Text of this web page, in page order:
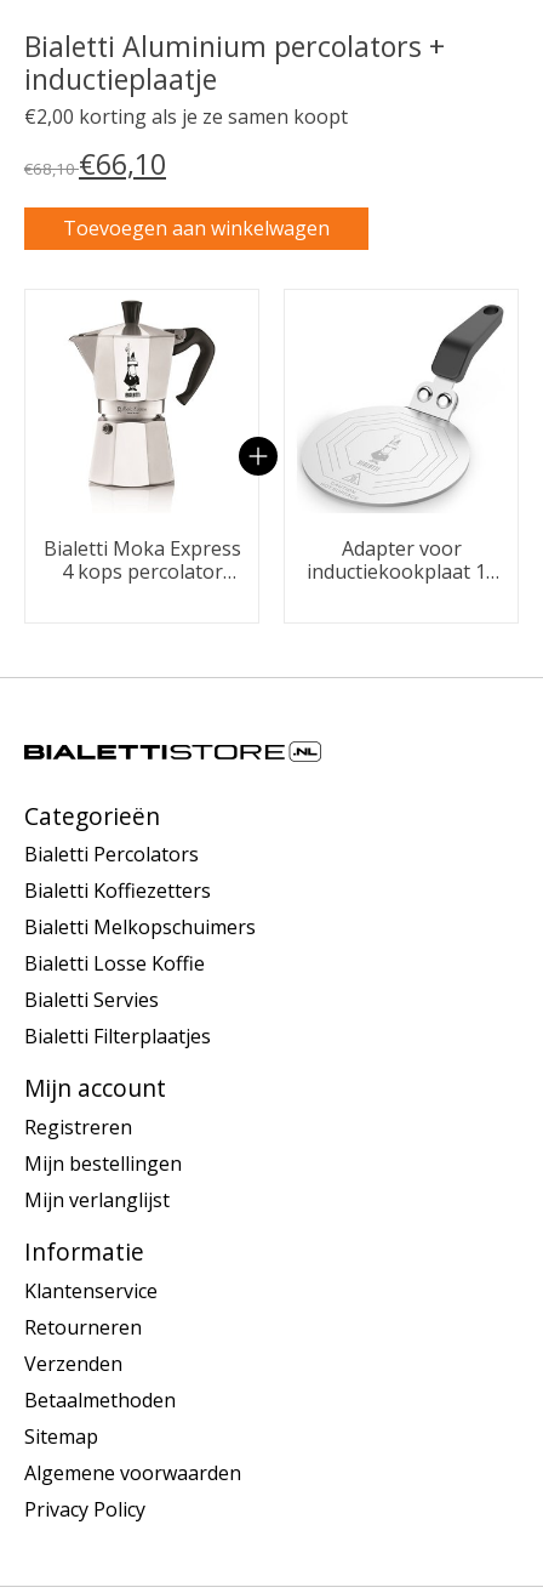
Bialetti Aluminium percolators +
inductieplaatje
€2,00 korting als je ze samen koopt
€68,10€66,10
Toevoegen aan winkelwagen
Carrousel van gebundelde producten
Bialetti Moka Express
4 kops percolator
Adapter voor
inductiekookplaat 13
Categorieën
Bialetti Percolators
Bialetti Koffiezetters
Bialetti Melkopschuimers
Bialetti Losse Koffie
Bialetti Servies
Bialetti Filterplaatjes
Mijn account
Registreren
Mijn bestellingen
Mijn verlanglijst
Informatie
Klantenservice
Retourneren
Verzenden
Betaalmethoden
Sitemap
Algemene voorwaarden
Privacy Policy